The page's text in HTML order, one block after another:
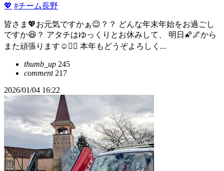
💖 #チーム長野
皆さま💖お元気ですかぁ😉？？ どんな年末年始をお過ごし
ですか😆？ アタチはゆっくりとお休みして、 明日🌠🌌から
また頑張ります☺️✌🏻 本年もどうぞよろしく...
thumb_up 245
comment217
2026/01/04 16:22